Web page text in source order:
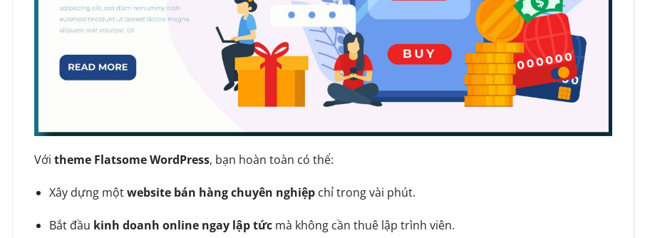
Với theme Flatsome WordPress, bạn hoàn toàn có thể:
Xây dựng mộtwebsite bán hàng chuyên nghiệpchỉ trong vài phút.
Bắt đầu kinh doanh online ngay lập tứcmà không cần thuê lập trình viên.